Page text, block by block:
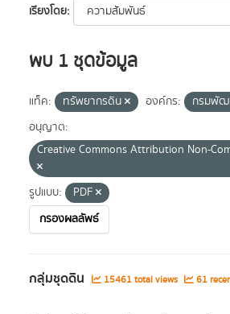
เรียงโดย
พบ 1 ชุดข้อมูล
แท็ค: ทรัพยากรดิน องค์กร: กรมพั
อนุญาต:
Creative Commons Attribution Non-
รูปแบบ:
PDF
กรองผลลัพธ์
กลุ่มชุดดิน 15461 total views 61